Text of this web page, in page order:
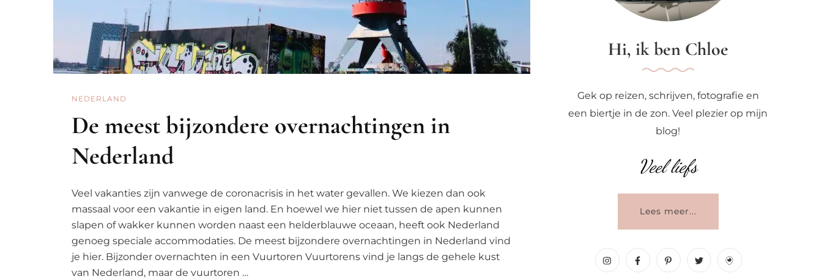
NEDERLAND
De meest bijzondere overnachtingen in
Nederland
Veel vakanties zijn vanwege de coronacrisis in het water gevallen. We kiezen dan ook
massaal voor een vakantie in eigen land. En hoewel we hier niet tussen de apen kunnen
slapen of wakker kunnen worden naast een helderblauwe oceaan, heeft ook Nederland
genoeg speciale accommodaties. De meest bijzondere overnachtingen in Nederland vind
je hier. Bijzonder overnachten in een Vuurtoren Vuurtorens vind je langs de gehele kust
van Nederland, maar de vuurtoren …
Hi, ik ben Chloe
Gek op reizen, schrijven, fotografie en
een biertje in de zon. Veel plezier op mijn
blog!
Veel liefs
Lees meer...